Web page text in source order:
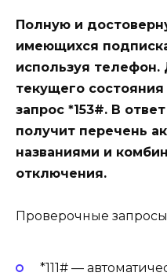
Полную и
имеющихся
используя телефон.
текущего
запрос *153#. В
получит перечень
названиями и
отключения.
Проверочные
*111# —